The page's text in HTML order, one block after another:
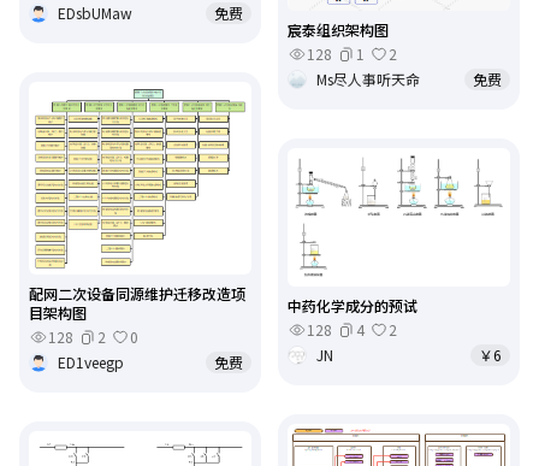
EDsbUMaw
免费
宸泰组织架构图
128
1
2
Ms尽人事听天命
免费
配网二次设备同源维护迁移改造项
目架构图
128
2
0
ED1veegp
免费
中药化学成分的预试
128
4
2
JN
￥6